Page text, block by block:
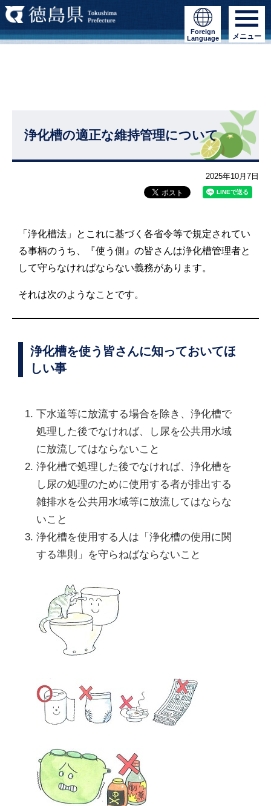
Foreign
Language
メニュー
浄化槽の適正な維持管理について
2025年10月7日
「浄化槽法」とこれに基づく各省令等で規定されてい
る事柄のうち、『使う側』の皆さんは浄化槽管理者と
して守らなければならない義務があります。
それは次のようなことです。
浄化槽を使う皆さんに知っておいてほ
しい事
下水道等に放流する場合を除き、浄化槽で
処理した後でなければ、し尿を公共用水域
に放流してはならないこと
浄化槽で処理した後でなければ、浄化槽を
し尿の処理のために使用する者が排出する
雑排水を公共用水域等に放流してはならな
いこと
浄化槽を使用する人は「浄化槽の使用に関
する準則」を守らねばならないこと